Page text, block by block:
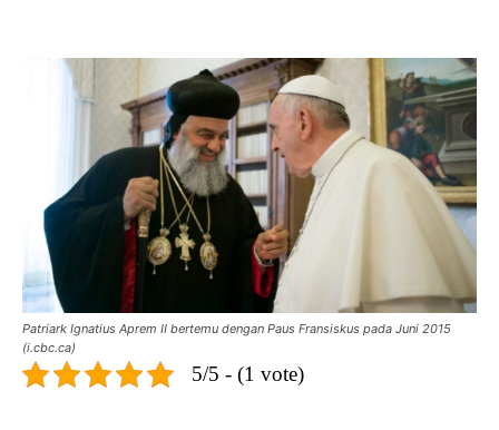
Patriark Ignatius Aprem II bertemu dengan Paus Fransiskus pada Juni 2015
(i.cbc.ca)
5/5 - (1 vote)